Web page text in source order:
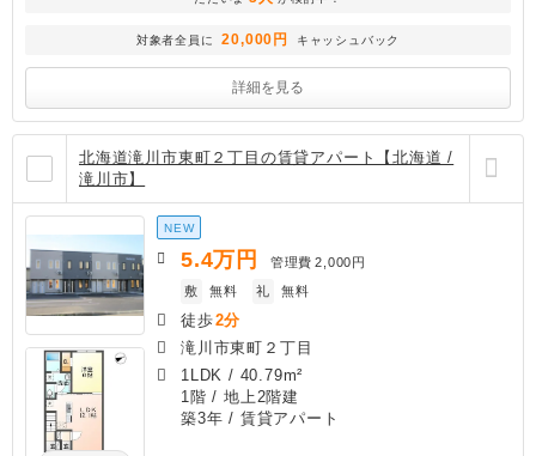
対象者全員に 20,000円 キャッシュバック
詳細を見る
北海道滝川市東町２丁目の賃貸アパート【北海道 /
滝川市】
NEW
5.4万円 管理費 2,000円
敷
無料 礼 無料
徒歩2分
滝川市東町２丁目
1LDK / 40.79m²
1階 / 地上2階建
築3年 / 賃貸アパート